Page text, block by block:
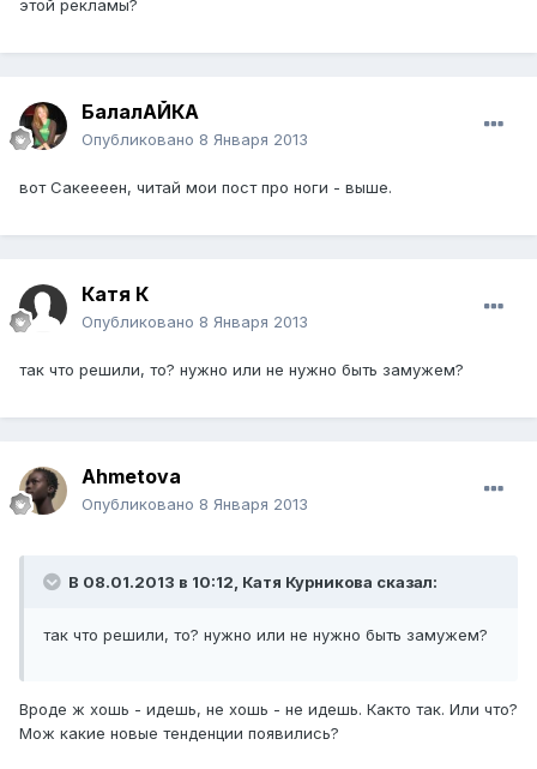
этой рекламы?
БалалАЙКА
Опубликовано 8 Января 2013
вот Сакеееен, читай мои пост про ноги - выше.
Катя К
Опубликовано 8 Января 2013
так что решили, то? нужно или не нужно быть замужем?
Ahmetova
Опубликовано 8 Января 2013
В 08.01.2013 в 10:12, Катя Курникова сказал:
так что решили, то? нужно или не нужно быть замужем?
Вроде ж хошь - идешь, не хошь - не идешь. Както так. Или что?
Мож какие новые тенденции появились?